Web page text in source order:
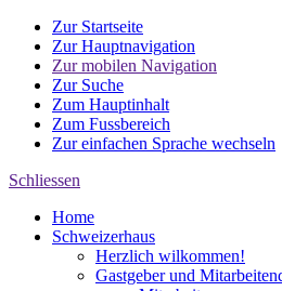
Zur Startseite
Zur Hauptnavigation
Zur mobilen Navigation
Zur Suche
Zum Hauptinhalt
Zum Fussbereich
Zur einfachen Sprache wechseln
Schliessen
Home
Schweizerhaus
Herzlich wilkommen!
Gastgeber und